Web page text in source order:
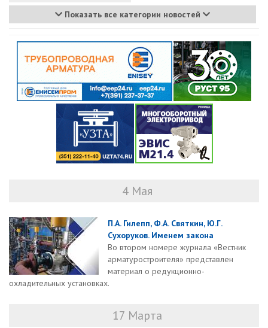
Показать все категории новостей
4 Мая
П.А. Гилепп, Ф.А. Святкин, Ю.Г.
Сухоруков. Именем закона
Во втором номере журнала «Вестник
арматуростроителя» представлен
материал о редукционно-
охладительных установках.
17 Марта